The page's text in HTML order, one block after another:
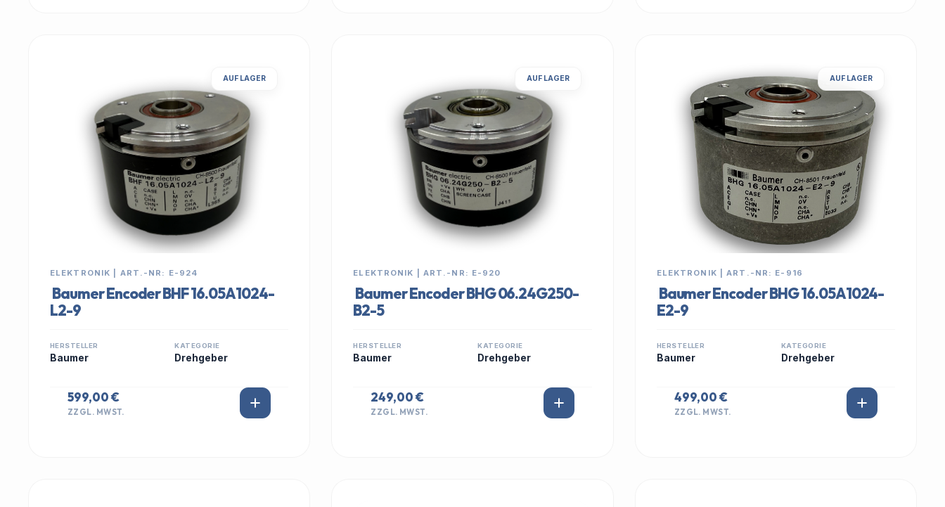
AUF LAGER
ELEKTRONIK | ART.-NR: E-924
Baumer Encoder BHF 16.05A1024-
L2-9
HERSTELLER
Baumer
KATEGORIE
Drehgeber
599,00 €
ZZGL. MWST.
AUF LAGER
ELEKTRONIK | ART.-NR: E-920
Baumer Encoder BHG 06.24G250-
B2-5
HERSTELLER
Baumer
KATEGORIE
Drehgeber
249,00 €
ZZGL. MWST.
AUF LAGER
ELEKTRONIK | ART.-NR: E-916
Baumer Encoder BHG 16.05A1024-
E2-9
HERSTELLER
Baumer
KATEGORIE
Drehgeber
499,00 €
ZZGL. MWST.